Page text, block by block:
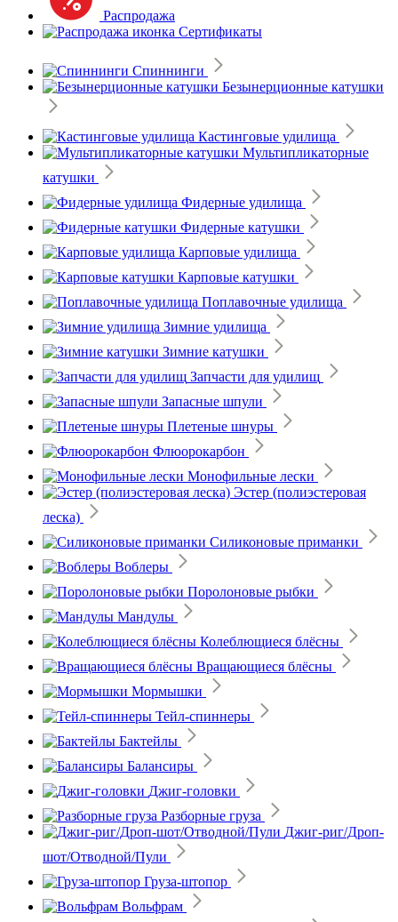
Распродажа
Сертификаты
Спиннинги
Безынерционные катушки
Кастинговые удилища
Мультипликаторные
катушки
Фидерные удилища
Фидерные катушки
Карповые удилища
Карповые катушки
Поплавочные удилища
Зимние удилища
Зимние катушки
Запчасти для удилищ
Запасные шпули
Плетеные шнуры
Флюорокарбон
Монофильные лески
Эстер (полиэстеровая
леска)
Силиконовые приманки
Воблеры
Поролоновые рыбки
Мандулы
Колеблющиеся блёсны
Вращающиеся блёсны
Мормышки
Тейл-спиннеры
Бактейлы
Балансиры
Джиг-головки
Разборные груза
Джиг-риг/Дроп-
шот/Отводной/Пули
Груза-штопор
Вольфрам